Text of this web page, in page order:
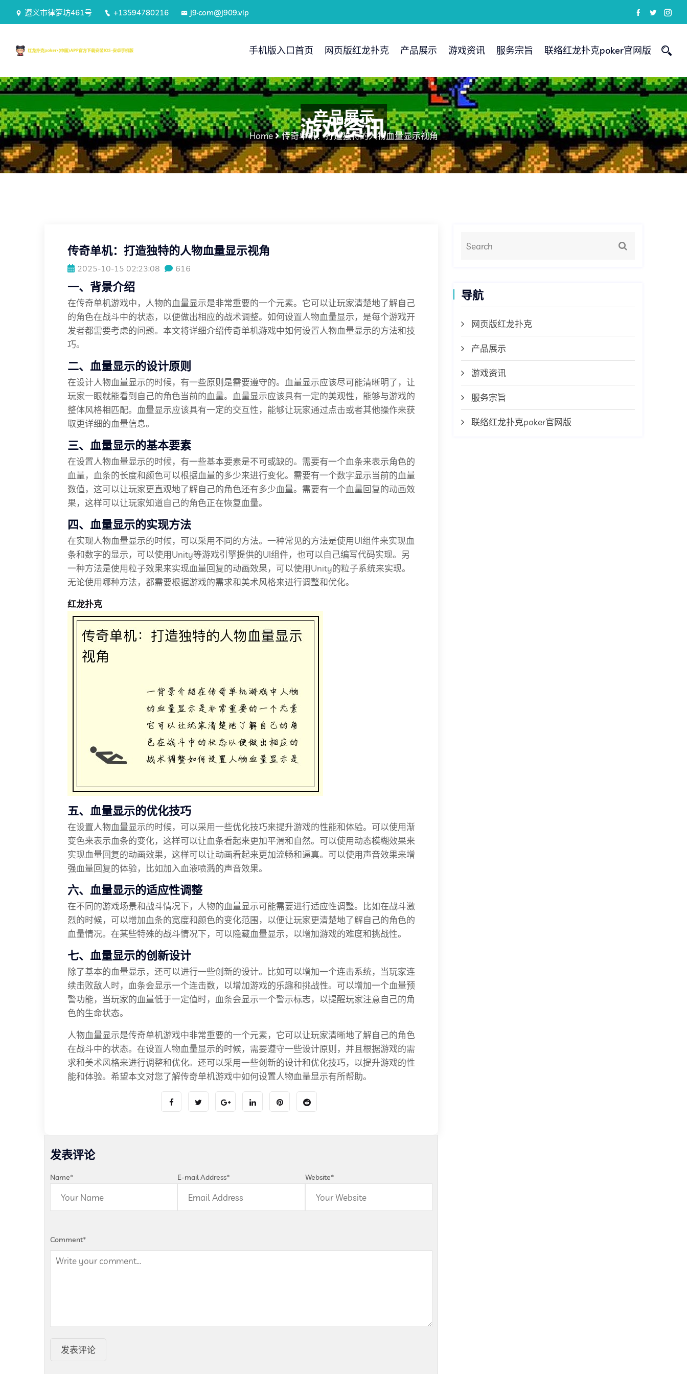
遵义市律箩坊461号 +13594780216 j9·com@j909.vip
手机版入口首页 网页版红龙扑克 产品展示 游戏资讯 服务宗旨 联络红龙扑克poker官网版
产品展示
Home 传奇单机：打造独特的人物血量显示视角
传奇单机：打造独特的人物血量显示视角
2025-10-15 02:23:08 616
一、背景介绍
在传奇单机游戏中，人物的血量显示是非常重要的一个元素。它可以让玩家清楚地了解自己
的角色在战斗中的状态，以便做出相应的战术调整。如何设置人物血量显示，是每个游戏开
发者都需要考虑的问题。本文将详细介绍传奇单机游戏中如何设置人物血量显示的方法和技
巧。
二、血量显示的设计原则
在设计人物血量显示的时候，有一些原则是需要遵守的。血量显示应该尽可能清晰明了，让
玩家一眼就能看到自己的角色当前的血量。血量显示应该具有一定的美观性，能够与游戏的
整体风格相匹配。血量显示应该具有一定的交互性，能够让玩家通过点击或者其他操作来获
取更详细的血量信息。
三、血量显示的基本要素
在设置人物血量显示的时候，有一些基本要素是不可或缺的。需要有一个血条来表示角色的
血量，血条的长度和颜色可以根据血量的多少来进行变化。需要有一个数字显示当前的血量
数值，这可以让玩家更直观地了解自己的角色还有多少血量。需要有一个血量回复的动画效
果，这样可以让玩家知道自己的角色正在恢复血量。
四、血量显示的实现方法
在实现人物血量显示的时候，可以采用不同的方法。一种常见的方法是使用UI组件来实现血
条和数字的显示，可以使用Unity等游戏引擎提供的UI组件，也可以自己编写代码实现。另
一种方法是使用粒子效果来实现血量回复的动画效果，可以使用Unity的粒子系统来实现。
无论使用哪种方法，都需要根据游戏的需求和美术风格来进行调整和优化。
红龙扑克
五、血量显示的优化技巧
在设置人物血量显示的时候，可以采用一些优化技巧来提升游戏的性能和体验。可以使用渐
变色来表示血条的变化，这样可以让血条看起来更加平滑和自然。可以使用动态模糊效果来
实现血量回复的动画效果，这样可以让动画看起来更加流畅和逼真。可以使用声音效果来增
强血量回复的体验，比如加入血液喷溅的声音效果。
六、血量显示的适应性调整
在不同的游戏场景和战斗情况下，人物的血量显示可能需要进行适应性调整。比如在战斗激
烈的时候，可以增加血条的宽度和颜色的变化范围，以便让玩家更清楚地了解自己的角色的
血量情况。在某些特殊的战斗情况下，可以隐藏血量显示，以增加游戏的难度和挑战性。
七、血量显示的创新设计
除了基本的血量显示，还可以进行一些创新的设计。比如可以增加一个连击系统，当玩家连
续击败敌人时，血条会显示一个连击数，以增加游戏的乐趣和挑战性。可以增加一个血量预
警功能，当玩家的血量低于一定值时，血条会显示一个警示标志，以提醒玩家注意自己的角
色的生命状态。
人物血量显示是传奇单机游戏中非常重要的一个元素，它可以让玩家清晰地了解自己的角色
在战斗中的状态。在设置人物血量显示的时候，需要遵守一些设计原则，并且根据游戏的需
求和美术风格来进行调整和优化。还可以采用一些创新的设计和优化技巧，以提升游戏的性
能和体验。希望本文对您了解传奇单机游戏中如何设置人物血量显示有所帮助。
发表评论
Name* E-mail Address* Website*
Comment*
发表评论
导航
网页版红龙扑克
产品展示
游戏资讯
服务宗旨
联络红龙扑克poker官网版